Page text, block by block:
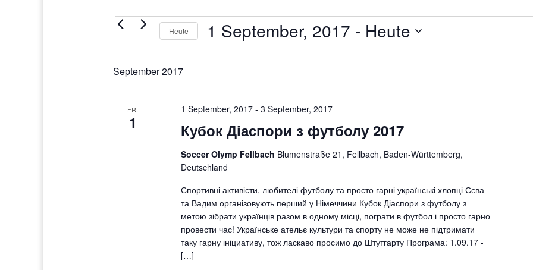
Veranstaltungen
Heute 1 September, 2017 - Heute
September 2017
FR.
1 Кубок Діаспори з футболу 2017
1 September, 2017 -3 September, 2017
Soccer Olymp Fellbach Blumenstraße 21, Fellbach, Baden-Württemberg,
Deutschland
Спортивні активісти, любителі футболу та просто гарні українські хлопці Сєва
та Вадим організовують перший у Німеччини Кубок Діаспори з футболу з
метою зібрати українців разом в одному місці, пограти в футбол і просто гарно
провести час! Українське ательє культури та спорту не може не підтримати
таку гарну ініциативу, тож ласкаво просимо до Штутгарту Програма: 1.09.17 -
[…]